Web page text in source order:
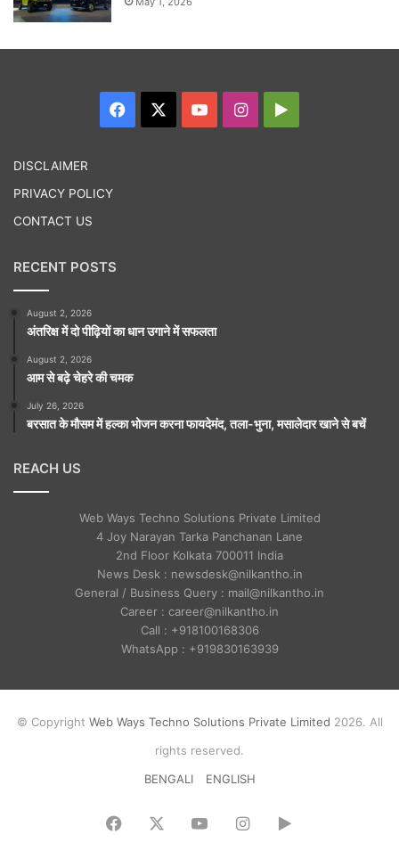
Facebook YouTubeInstagram
DISCLAIMER
PRIVACY POLICY
CONTACT US
RECENT POSTS
August 2, 2026
अंतरिक्ष में दो पीढ़ियों का धान उगाने में सफलता
August 2, 2026
आम से बढ़े चेहरे की चमक
July 26, 2026
बरसात के मौसम में हल्का भोजन करना फायदेमंद, तला-भुना, मसालेदार खाने से बचें
REACH US
Web Ways Techno Solutions Private Limited
4 Joy Narayan Tarka Panchanan Lane
2nd Floor Kolkata 700011 India
News Desk : newsdesk@nilkantho.in
General / Business Query : mail@nilkantho.in
Career : career@nilkantho.in
Call : +918100168306
WhatsApp : +919830163939
© Copyright Web Ways Techno Solutions Private Limited 2026. All
rights reserved.
BENGALI
ENGLISH
Facebook YouTubeInstagram